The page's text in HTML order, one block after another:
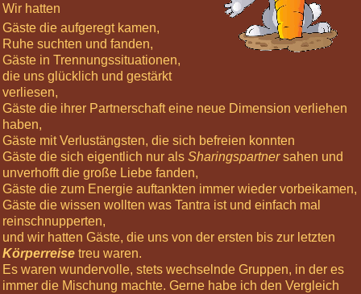
Wir hatten
Gäste die aufgeregt kamen,
Ruhe suchten und fanden,
Gäste in Trennungssituationen,
die uns glücklich und gestärkt
verliesen,
Gäste die ihrer Partnerschaft eine neue Dimension verliehen
haben,
Gäste mit Verlustängsten, die sich befreien konnten
Gäste die sich eigentlich nur als Sharingspartnersahen und
unverhofft die große Liebe fanden,
Gäste die zum Energie auftankten immer wieder vorbeikamen,
Gäste die wissen wollten was Tantra ist und einfach mal
reinschnupperten,
und wir hatten Gäste, die uns von der ersten bis zur letzten
Körperreise treu waren.
Es waren wundervolle, stets wechselnde Gruppen, in der es
immer die Mischung machte. Gerne habe ich den Vergleich
23
Nov
2024
10:00
Körperreise
Tag:
Kopfgefühle
07
Dec
2024
10:00
Körperreise
Tag:
Beflügelt
-
Arme
und
Hände